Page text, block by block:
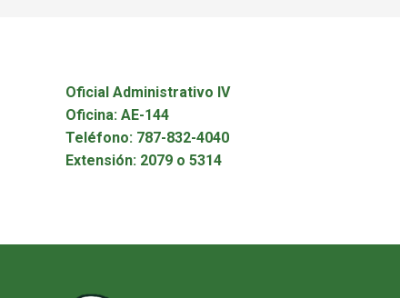
Oficial Administrativo IV
Oficina: AE-144
Teléfono: 787-832-4040
Extensión: 2079 o 5314